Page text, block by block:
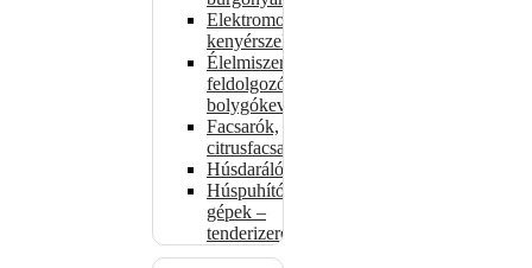
Elektromos
kenyérszeletelők
Élelmiszer-
feldolgozók –
bolygókeverők
Facsarók,
citrusfacsarók
Húsdarálók
Húspuhító
gépek –
tenderizerek